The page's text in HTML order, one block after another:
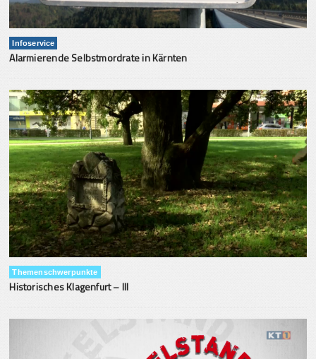
Infoservice
Alarmierende Selbstmordrate in Kärnten
Themenschwerpunkte
Historisches Klagenfurt – III